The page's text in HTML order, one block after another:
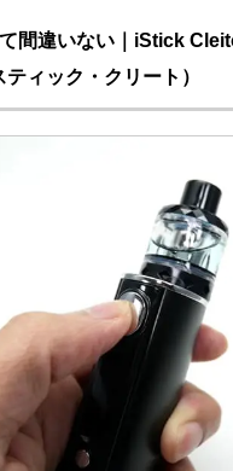
間違いない｜iStick
ィック・クリート）